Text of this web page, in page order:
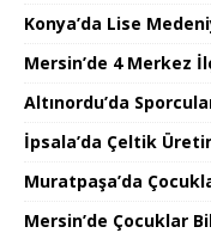
Konya’da Lise
Mersin’de 4 Merkez
Altınordu’da
İpsala’da Çeltik
Muratpaşa’da
Mersin’de Çocuklar